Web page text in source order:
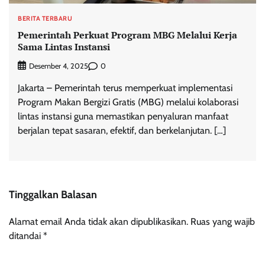
BERITA TERBARU
Pemerintah Perkuat Program MBG Melalui Kerja
Sama Lintas Instansi
Desember 4, 2025 0
Jakarta – Pemerintah terus memperkuat implementasi
Program Makan Bergizi Gratis (MBG) melalui kolaborasi
lintas instansi guna memastikan penyaluran manfaat
berjalan tepat sasaran, efektif, dan berkelanjutan. […]
Tinggalkan Balasan
Alamat email Anda tidak akan dipublikasikan. Ruas yang wajib
ditandai *